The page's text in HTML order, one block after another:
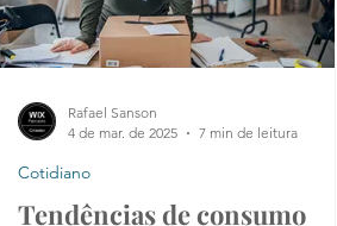
Rafael Sanson
4 de mar. de 2025
7 min de leitura
Cotidiano
Tendências de consumo